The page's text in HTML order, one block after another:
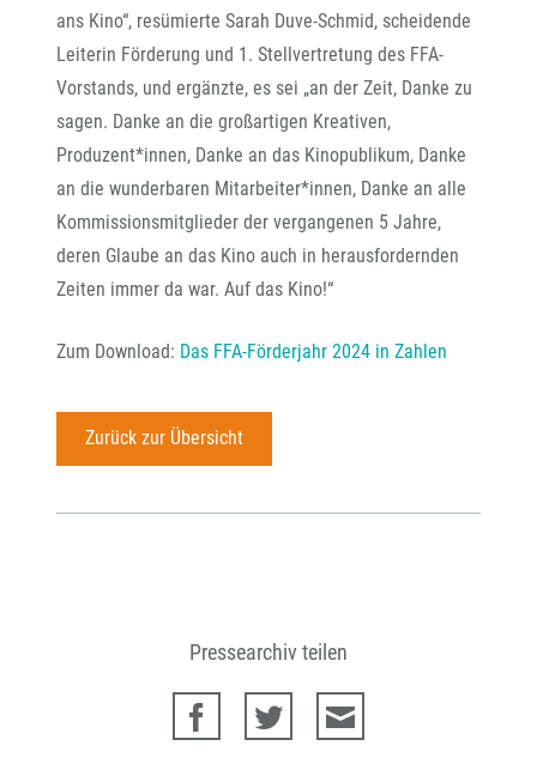
ans Kino“, resümierte Sarah Duve-Schmid, scheidende
Leiterin Förderung und 1. Stellvertretung des FFA-
Vorstands, und ergänzte, es sei „an der Zeit, Danke zu
sagen. Danke an die großartigen Kreativen,
Produzent*innen, Danke an das Kinopublikum, Danke
an die wunderbaren Mitarbeiter*innen, Danke an alle
Kommissionsmitglieder der vergangenen 5 Jahre,
deren Glaube an das Kino auch in herausfordernden
Zeiten immer da war. Auf das Kino!“
Zum Download: Das FFA-Förderjahr 2024 in Zahlen
Zurück zur Übersicht
Pressearchiv teilen